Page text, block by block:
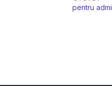
pentru